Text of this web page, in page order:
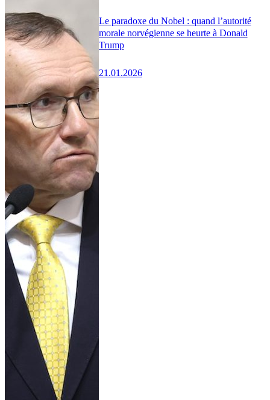
Le paradoxe du Nobel : quand l’autorité
morale norvégienne se heurte à Donald
Trump
21.01.2026